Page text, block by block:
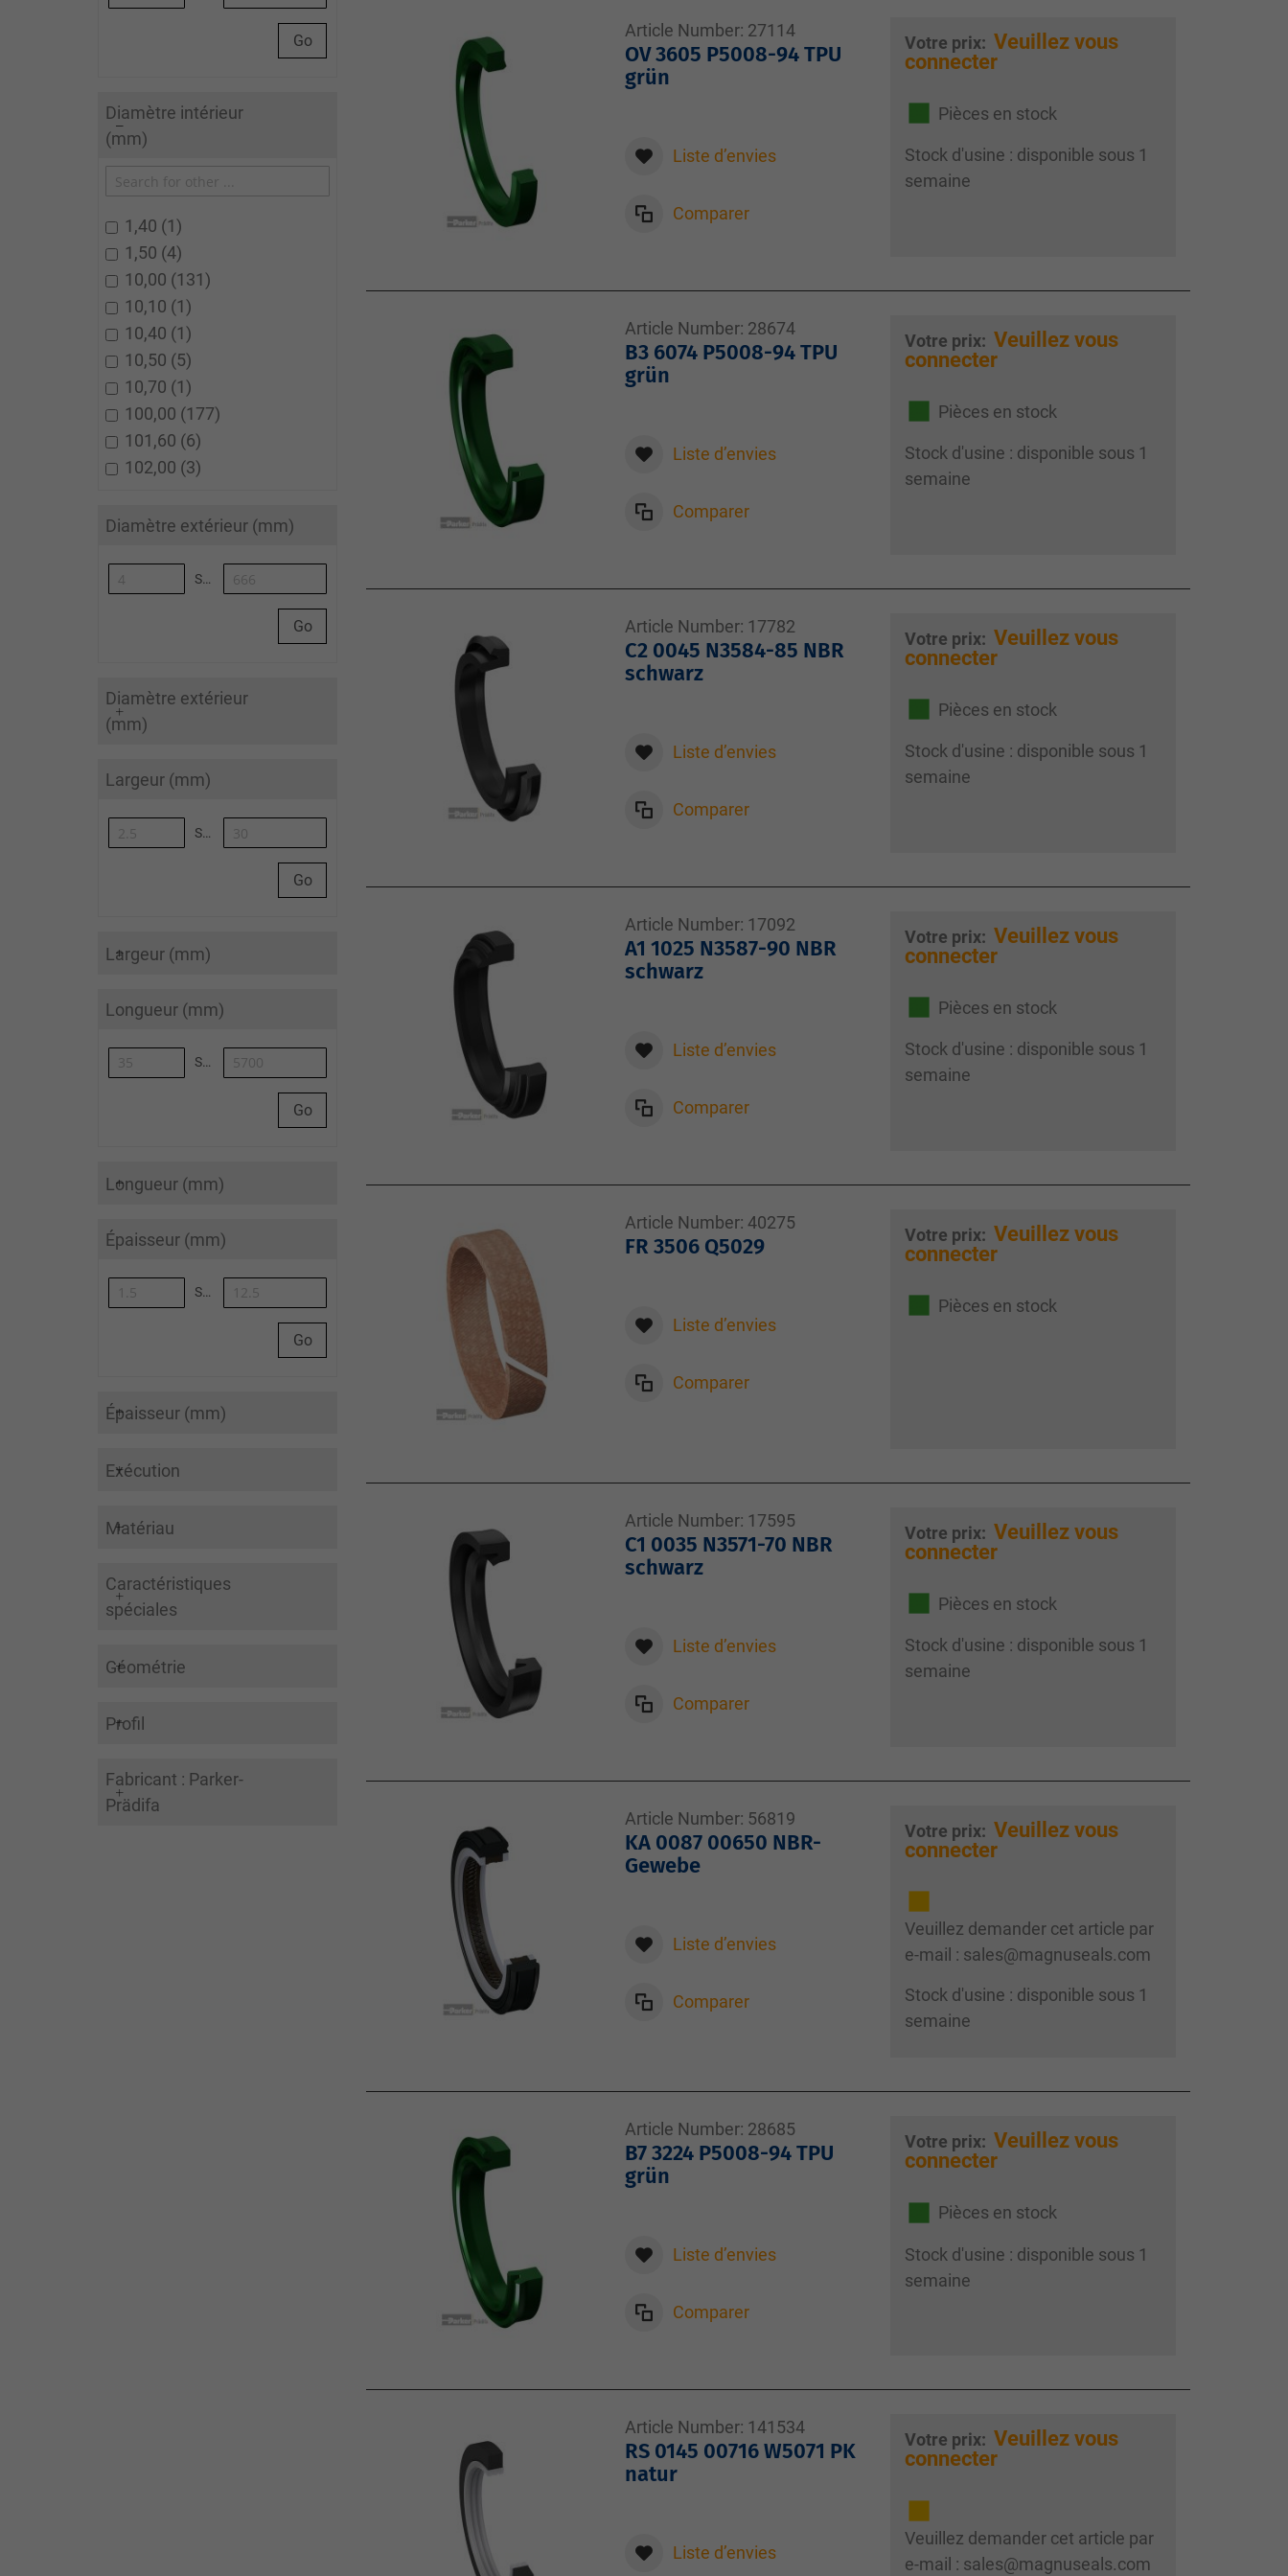
Go
Diamètre intérieur
(mm)
1,40 1
1,50 4
10,00 131
10,10 1
10,40 1
10,50
5
10,70 1
100,00 177
101,60 6
102,00 3
Diamètre extérieur (mm)
Synoa_AlgoliaArticleList-to
Go
Diamètre extérieur
(mm)
Largeur (mm)
Synoa_AlgoliaArticleList-to
Go
Largeur (mm)
Longueur (mm)
Synoa_AlgoliaArticleList-to
Go
Longueur (mm)
Épaisseur (mm)
Synoa_AlgoliaArticleList-to
Go
Épaisseur (mm)
Exécution
Matériau
Caractéristiques
spéciales
Géométrie
Profil
Fabricant : Parker-
Prädifa
Article Number: 27114
OV 3605 P5008-94 TPU
grün
Liste d’envies
Comparer
Votre prix: Veuillez vous
connecter
Pièces en stock
Stock d'usine : disponible sous 1
semaine
Article Number: 28674
B3 6074 P5008-94 TPU
grün
Liste d’envies
Comparer
Votre prix: Veuillez vous
connecter
Pièces en stock
Stock d'usine : disponible sous 1
semaine
Article Number: 17782
C2 0045 N3584-85 NBR
schwarz
Liste d’envies
Comparer
Votre prix: Veuillez vous
connecter
Pièces en stock
Stock d'usine : disponible sous 1
semaine
Article Number: 17092
A1 1025 N3587-90 NBR
schwarz
Liste d’envies
Comparer
Votre prix: Veuillez vous
connecter
Pièces en stock
Stock d'usine : disponible sous 1
semaine
Article Number: 40275
FR 3506 Q5029
Liste d’envies
Comparer
Votre prix: Veuillez vous
connecter
Pièces en stock
Article Number: 17595
C1 0035 N3571-70 NBR
schwarz
Liste d’envies
Comparer
Votre prix: Veuillez vous
connecter
Pièces en stock
Stock d'usine : disponible sous 1
semaine
Article Number: 56819
KA 0087 00650 NBR-
Gewebe
Liste d’envies
Comparer
Votre prix: Veuillez vous
connecter
Veuillez demander cet article par
e-mail : sales@magnuseals.com
Stock d'usine : disponible sous 1
semaine
Article Number: 28685
B7 3224 P5008-94 TPU
grün
Liste d’envies
Comparer
Votre prix: Veuillez vous
connecter
Pièces en stock
Stock d'usine : disponible sous 1
semaine
Article Number: 141534
RS 0145 00716 W5071 PK
natur
Liste d’envies
Votre prix: Veuillez vous
connecter
Veuillez demander cet article par
e-mail : sales@magnuseals.com